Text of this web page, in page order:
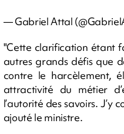
— Gabriel Attal
"Cette clarification étant
autres grands défis que
contre le harcèlement,
attractivité du métier
l’autorité des savoirs. J’y
ajouté le ministre.